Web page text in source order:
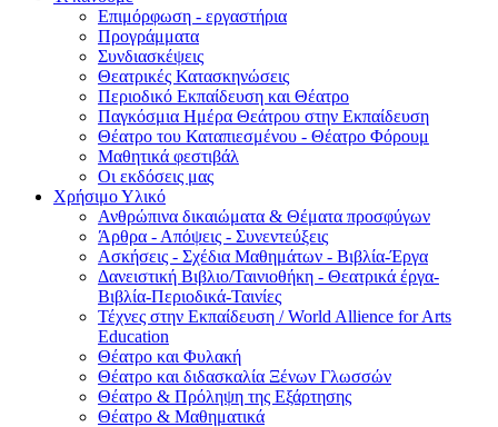
Επιμόρφωση - εργαστήρια
Προγράμματα
Συνδιασκέψεις
Θεατρικές Κατασκηνώσεις
Περιοδικό Εκπαίδευση και Θέατρο
Παγκόσμια Ημέρα Θεάτρου στην Εκπαίδευση
Θέατρο του Καταπιεσμένου - Θέατρο Φόρουμ
Μαθητικά φεστιβάλ
Οι εκδόσεις μας
Χρήσιμο Υλικό
Ανθρώπινα δικαιώματα & Θέματα προσφύγων
Άρθρα - Απόψεις - Συνεντεύξεις
Ασκήσεις - Σχέδια Μαθημάτων - Βιβλία-Έργα
Δανειστική Βιβλιο/Ταινιοθήκη - Θεατρικά έργα-
Βιβλία-Περιοδικά-Ταινίες
Τέχνες στην Εκπαίδευση / World Allience for Arts
Education
Θέατρο και Φυλακή
Θέατρο και διδασκαλία Ξένων Γλωσσών
Θέατρο & Πρόληψη της Εξάρτησης
Θέατρο & Μαθηματικά